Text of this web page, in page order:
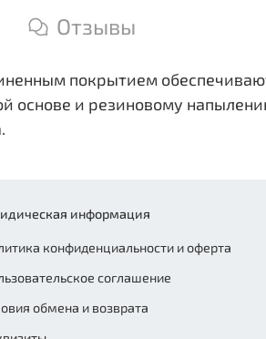
Отзывы
покрытием
основе и резиновому
информация
конфиденциальности и оферта
соглашение
обмена и возврата